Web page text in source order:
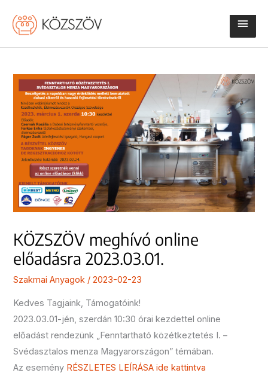
Main
KÖZSZÖV meghívó online
előadásra 2023.03.01.
Szakmai Anyagok /2023-02-23
Kedves Tagjaink, Támogatóink!
2023.03.01-jén, szerdán 10:30 órai kezdettel online
előadást rendezünk „Fenntartható közétkeztetés I. –
Svédasztalos menza Magyarországon” témában.
Az esemény RÉSZLETES LEÍRÁSA ide kattintva